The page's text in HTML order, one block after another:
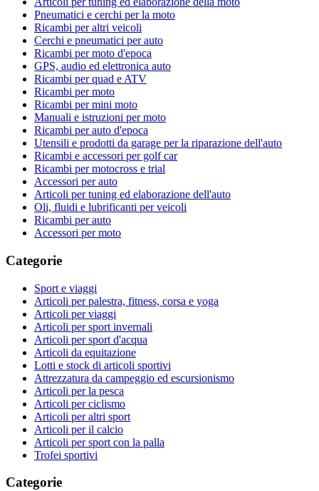
Pneumatici e cerchi per la moto
Ricambi per altri veicoli
Cerchi e pneumatici per auto
Ricambi per moto d'epoca
GPS, audio ed elettronica auto
Ricambi per quad e ATV
Ricambi per moto
Ricambi per mini moto
Manuali e istruzioni per moto
Ricambi per auto d'epoca
Utensili e prodotti da garage per la riparazione dell'auto
Ricambi e accessori per golf car
Ricambi per motocross e trial
Accessori per auto
Articoli per tuning ed elaborazione dell'auto
Oli, fluidi e lubrificanti per veicoli
Ricambi per auto
Accessori per moto
Categorie
Sport e viaggi
Articoli per palestra, fitness, corsa e yoga
Articoli per viaggi
Articoli per sport invernali
Articoli per sport d'acqua
Articoli da equitazione
Lotti e stock di articoli sportivi
Attrezzatura da campeggio ed escursionismo
Articoli per la pesca
Articoli per ciclismo
Articoli per altri sport
Articoli per il calcio
Articoli per sport con la palla
Trofei sportivi
Categorie